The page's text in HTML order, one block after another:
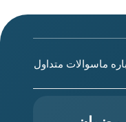
ماسوالات متداول